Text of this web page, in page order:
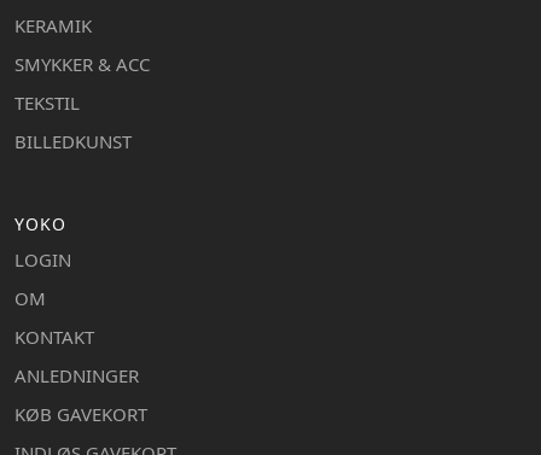
KERAMIK
SMYKKER & ACC
TEKSTIL
BILLEDKUNST
YOKO
LOGIN
OM
KONTAKT
ANLEDNINGER
KØB GAVEKORT